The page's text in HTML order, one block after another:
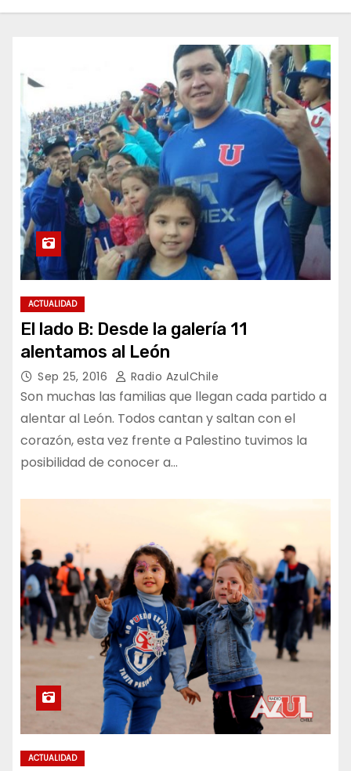
ACTUALIDAD
El lado B: Desde la galería 11
alentamos al León
Sep 25, 2016 Radio AzulChile
Son muchas las familias que llegan cada partido a
alentar al León. Todos cantan y saltan con el
corazón, esta vez frente a Palestino tuvimos la
posibilidad de conocer a…
ACTUALIDAD